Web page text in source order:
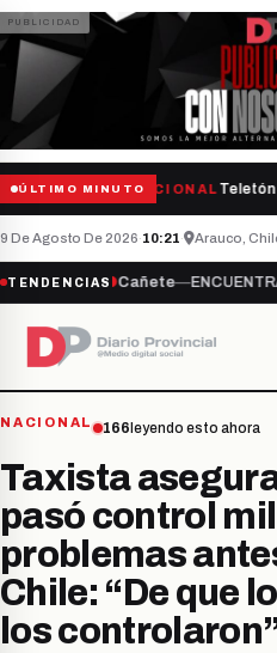
ÚLTIMO MINUTONACIONALTeletón
9 De Agosto De 2026·10:21· Arauco,
TENDENCIAS
● Cañete—ENCUENTRAN
NACIONAL 166 leyendo esto ahora
Taxista
pasó control
problemas
Chile: “De que
los